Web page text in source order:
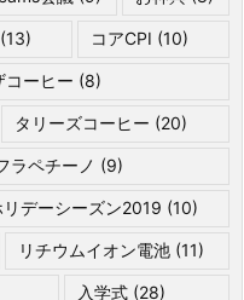
(13) コアCPI (10)
コーヒー (8)
タリーズコーヒー (20)
ラペチーノ (9)
リデーシーズン2019 (10)
リチウムイオン電池(11)
入学式 (28)